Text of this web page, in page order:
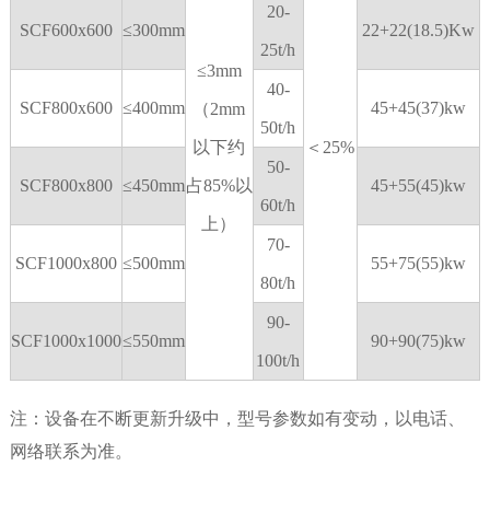
≤3mm
（2mm
以下约
占85%以
上）
＜25%
SCF600x600 ≤300mm
20-
25t/h
22+22(18.5)Kw
SCF800x600 ≤400mm
40-
50t/h
45+45(37)kw
SCF800x800 ≤450mm
50-
60t/h
45+55(45)kw
SCF1000x800 ≤500mm
70-
80t/h
55+75(55)kw
SCF1000x1000≤550mm
90-
100t/h
90+90(75)kw
注：设备在不断更新升级中，型号参数如有变动，以电话、
网络联系为准。